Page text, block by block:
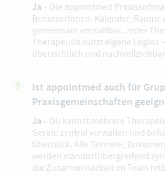
Ja – Die appointmed
BenutzerInnen. Kalender, Räume
gemeinsam verwaltbar. Jeder
Therapeutin nutzt eigene Logins
übersichtlich und
Ist appointmed auch für
Praxisgemeinschaften
Ja – Du kannst mehrere
Geräte zentral verwalten und
Überblick. Alle Termine,
werden standortübergreifend
die Zusammenarbeit im Team